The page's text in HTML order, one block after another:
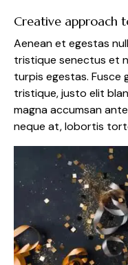
Creative approach
Aenean et egestas
tristique senectus et
turpis egestas. Fusce
tristique, justo elit
magna accumsan
neque at, lobortis